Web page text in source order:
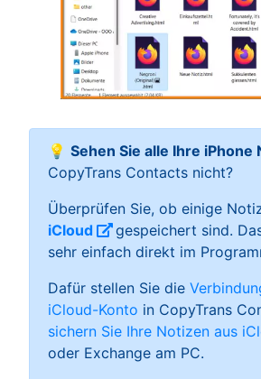
💡 Sehen Sie alle Ihre iPhone
CopyTrans Contacts nicht?
Überprüfen Sie, ob einige
iCloud
gespeichert sind.
sehr einfach direkt im
Dafür stellen Sie die
iCloud-Konto in CopyTrans
sichern Sie Ihre Notizen aus
oder Exchange am PC.